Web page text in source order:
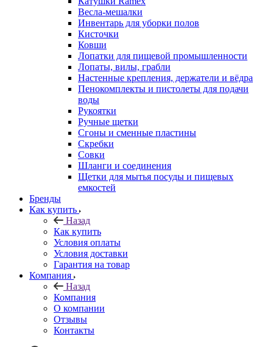
Весла-мешалки
Инвентарь для уборки полов
Кисточки
Ковши
Лопатки для пищевой промышленности
Лопаты, вилы, грабли
Настенные крепления, держатели и вёдра
Пенокомплекты и пистолеты для подачи
воды
Рукоятки
Ручные щетки
Сгоны и сменные пластины
Скребки
Совки
Шланги и соединения
Щетки для мытья посуды и пищевых
емкостей
Бренды
Как купить
Назад
Как купить
Условия оплаты
Условия доставки
Гарантия на товар
Компания
Назад
Компания
О компании
Отзывы
Контакты